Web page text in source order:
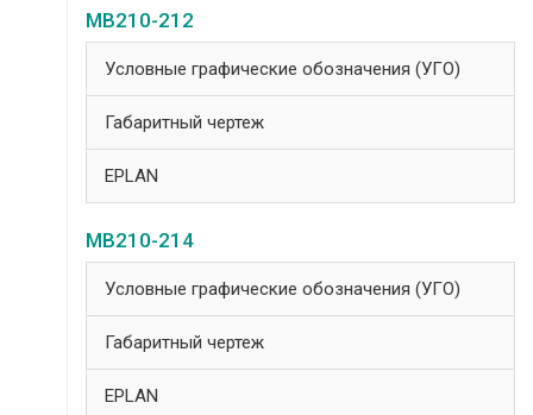
МВ210-212
Условные графические обозначения (УГО)
Габаритный чертеж
EPLAN
МВ210-214
Условные графические обозначения (УГО)
Габаритный чертеж
EPLAN